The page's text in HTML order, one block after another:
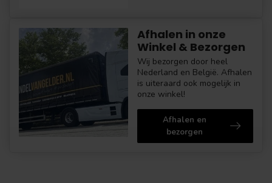
Afhalen in onze
Winkel & Bezorgen
Wij bezorgen door heel
Nederland en België. Afhalen
is uiteraard ook mogelijk in
onze winkel!
Afhalen en
bezorgen